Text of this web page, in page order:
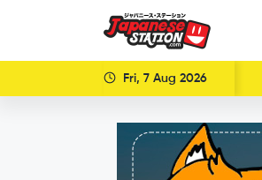
Fri, 7 Aug 2026